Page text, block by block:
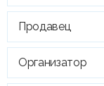
Продавец
Организатор